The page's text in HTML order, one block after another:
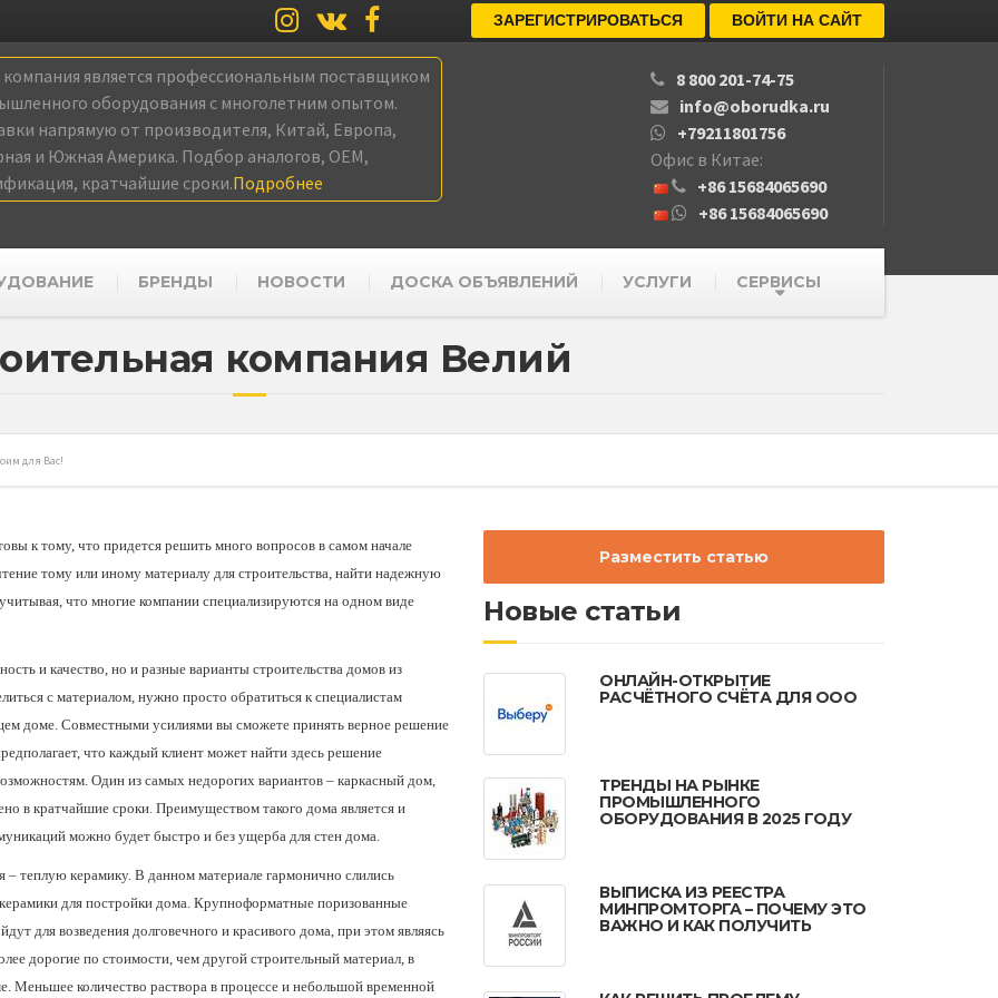
ЗАРЕГИСТРИРОВАТЬСЯ ВОЙТИ НА САЙТ
компания является профессиональным поставщиком
оборудования с многолетним опытом.
напрямую от производителя, Китай, Европа,
и Южная Америка. Подбор аналогов, OEM,
кратчайшие сроки.Подробнее
8 800 201-74-75
info@oborudka.ru
+79211801756
Офис в Китае:
+86 15684065690
+86 15684065690
БРЕНДЫ НОВОСТИ ДОСКА ОБЪЯВЛЕНИЙ УСЛУГИ СЕРВИСЫ
компания Велий
для Вас!
к тому, что придется решить много вопросов в самом начале
тому или иному материалу для строительства, найти надежную
что многие компании специализируются на одном виде
и качество, но и разные варианты строительства домов из
с материалом, нужно просто обратиться к специалистам
доме. Совместными усилиями вы сможете принять верное решение
что каждый клиент может найти здесь решение
Один из самых недорогих вариантов – каркасный дом,
в кратчайшие сроки. Преимуществом такого дома является и
можно будет быстро и без ущерба для стен дома.
теплую керамику. В данном материале гармонично слились
для постройки дома. Крупноформатные поризованные
для возведения долговечного и красивого дома, при этом являясь
дорогие по стоимости, чем другой строительный материал, в
Меньшее количество раствора в процессе и небольшой временной
Разместить статью
Новые статьи
ОНЛАЙН-ОТКРЫТИЕ
РАСЧЁТНОГО СЧЁТА ДЛЯ ООО
ТРЕНДЫ НА РЫНКЕ
ПРОМЫШЛЕННОГО
ОБОРУДОВАНИЯ В 2025 ГОДУ
ВЫПИСКА ИЗ РЕЕСТРА
МИНПРОМТОРГА – ПОЧЕМУ ЭТО
ВАЖНО И КАК ПОЛУЧИТЬ